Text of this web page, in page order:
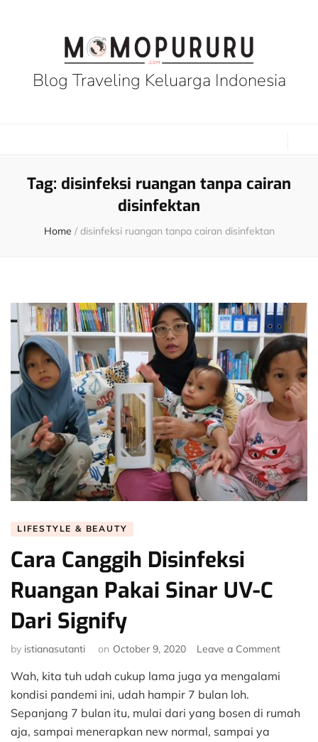
Blog Traveling Keluarga Indonesia
Tag: disinfeksi ruangan tanpa cairan
disinfektan
Home / disinfeksi ruangan tanpa cairan disinfektan
LIFESTYLE & BEAUTY
Cara Canggih Disinfeksi
Ruangan Pakai Sinar UV-C
Dari Signify
by istianasutanti on October 9, 2020 Leave a Commenton
Wah, kita tuh udah cukup lama juga ya mengalami
kondisi pandemi ini, udah hampir 7 bulan loh.
Sepanjang 7 bulan itu, mulai dari yang bosen di rumah
aja, sampai menerapkan new normal, sampai ya